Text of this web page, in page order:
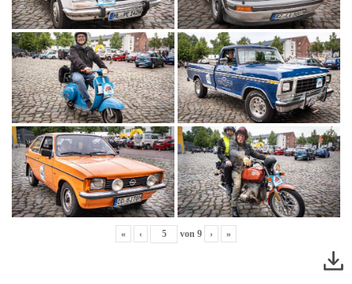
« ‹ von 9 › »